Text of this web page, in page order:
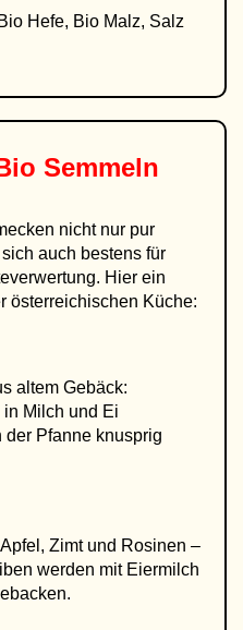
Hefe, Bio Malz, Salz
Semmeln
nicht nur pur
auch bestens für
Hier ein
österreichischen Küche:
altem Gebäck:
Milch und Ei
Pfanne knusprig
Zimt und Rosinen –
werden mit Eiermilch